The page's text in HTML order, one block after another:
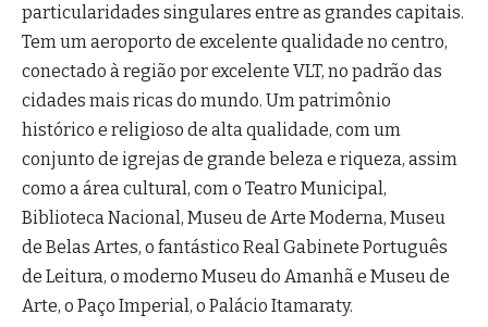
particularidades singulares entre as grandes capitais.
Tem um aeroporto de excelente qualidade no centro,
conectado à região por excelente VLT, no padrão das
cidades mais ricas do mundo. Um patrimônio
histórico e religioso de alta qualidade, com um
conjunto de igrejas de grande beleza e riqueza, assim
como a área cultural, com o Teatro Municipal,
Biblioteca Nacional, Museu de Arte Moderna, Museu
de Belas Artes, o fantástico Real Gabinete Português
de Leitura, o moderno Museu do Amanhã e Museu de
Arte, o Paço Imperial, o Palácio Itamaraty.